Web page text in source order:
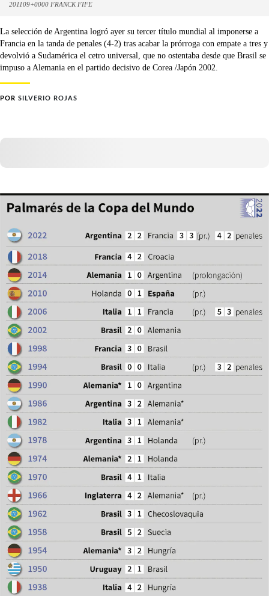
201109+0000 FRANCK FIFE
La selección de Argentina logró ayer su tercer título mundial al imponerse a
Francia en la tanda de penales (4-2) tras acabar la prórroga con empate a tres y
devolvió a Sudamérica el cetro universal, que no ostentaba desde que Brasil se
impuso a Alemania en el partido decisivo de Corea /Japón 2002.
POR SILVERIO ROJAS